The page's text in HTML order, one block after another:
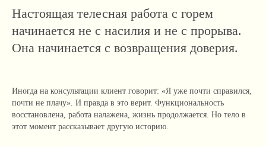
Настоящая телесная работа с горем
начинается не с насилия и не с прорыва.
Она начинается с возвращения доверия.
Иногда на консультации клиент говорит: «Я уже почти справился,
почти не плачу». И правда в это верит. Функциональность
восстановлена, работа налажена, жизнь продолжается. Но тело в
этот момент рассказывает другую историю.